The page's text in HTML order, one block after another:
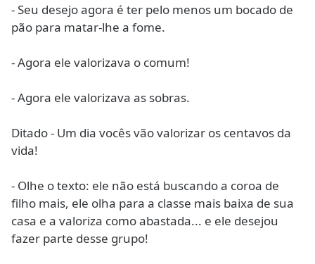
- Seu desejo agora é ter pelo menos um bocado de
pão para matar-lhe a fome.
- Agora ele valorizava o comum!
- Agora ele valorizava as sobras.
Ditado - Um dia vocês vão valorizar os centavos da
vida!
- Olhe o texto: ele não está buscando a coroa de
filho mais, ele olha para a classe mais baixa de sua
casa e a valoriza como abastada... e ele desejou
fazer parte desse grupo!